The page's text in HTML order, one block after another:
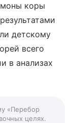
коры
детскому
всего
в анализах
«Перебор
целях.